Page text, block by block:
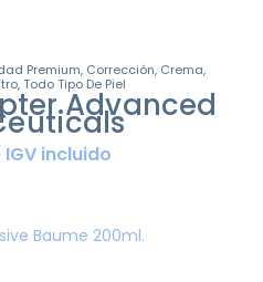
Premium, Corrección, Crema,
,Todo Tipo De Piel
Advanced
IGV incluido